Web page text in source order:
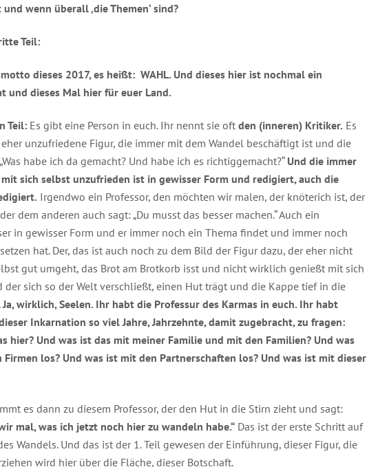
wenn überall ‚die Themen‘ sind?
Teil:
dieses 2017, es heißt: WAHL. Und dieses hier ist nochmal ein
und dieses Mal hier für euer Land.
Teil: Es gibt eine Person in euch. Ihr nennt sie oft den (inneren) Kritiker. Es
unzufriedene Figur, die immer mit dem Wandel beschäftigt ist und die
habe ich da gemacht? Und habe ich es richtiggemacht?“ Und die immer
sich selbst unzufrieden ist in gewisser Form und redigiert, auch die
Irgendwo ein Professor, den möchten wir malen, der knöterich ist, der
dem anderen auch sagt: „Du musst das besser machen.“ Auch ein
in gewisser Form und er immer noch ein Thema findet und immer noch
hat. Der, das ist auch noch zu dem Bild der Figur dazu, der eher nicht
gut umgeht, das Brot am Brotkorb isst und nicht wirklich genießt mit sich
der sich so der Welt verschließt, einen Hut trägt und die Kappe tief in die
Ja, wirklich, Seelen. Ihr habt die Professur des Karmas in euch. Ihr habt
Inkarnation so viel Jahre, Jahrzehnte, damit zugebracht, zu fragen:
hier? Und was ist das mit meiner Familie und mit den Familien? Und was
Firmen los? Und was ist mit den Partnerschaften los? Und was ist mit dieser
es dann zu diesem Professor, der den Hut in die Stirn zieht und sagt:
mal, was ich jetzt noch hier zu wandeln habe.“ Das ist der erste Schritt auf
Wandels. Und das ist der 1. Teil gewesen der Einführung, dieser Figur, die
wird hier über die Fläche, dieser Botschaft.